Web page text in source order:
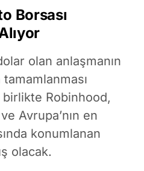
Borsası
olan anlaşmanın
tamamlanması
Robinhood,
Avrupa’nın en
konumlanan
olacak.